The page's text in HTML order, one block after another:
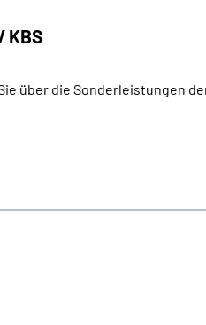
KBS
über die Sonderleistungen